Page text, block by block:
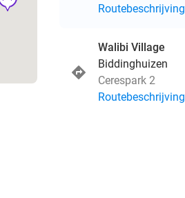
Routebeschrijving
Walibi Village
Biddinghuizen
Cerespark 2
Routebeschrijving